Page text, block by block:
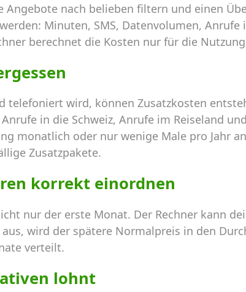
Angebote nach belieben filtern und einen
Minuten, SMS, Datenvolumen,
berechnet die Kosten nur für die
telefoniert wird, können Zusatzkosten
in die Schweiz, Anrufe im Reiseland
monatlich oder nur wenige Male pro Jahr
Zusatzpakete.
korrekt einordnen
nur der erste Monat. Der Rechner kann
wird der spätere Normalpreis in den
verteilt.
lohnt